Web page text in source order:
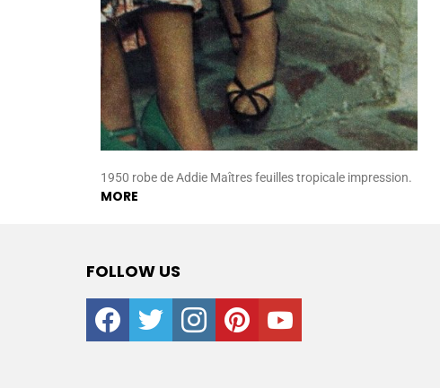
1950 robe de Addie Maîtres feuilles tropicale impression.
MORE
FOLLOW US
facebooktwitter instagrampinterestyoutube